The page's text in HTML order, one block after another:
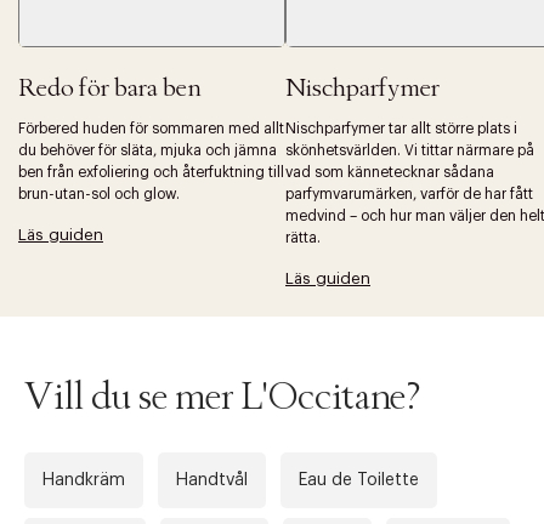
Redo för bara ben
Förbered huden för sommaren med allt
du behöver för släta, mjuka och jämna
ben från exfoliering och återfuktning till
brun-utan-sol och glow.
Läs guiden
Nischparfymer
Nischparfymer tar allt större plats i
skönhetsvärlden. Vi tittar närmare på
vad som kännetecknar sådana
parfymvarumärken, varför de har fått
medvind – och hur man väljer den helt
rätta.
Läs guiden
Tidigare
Vill du se mer L'Occitane?
Handkräm Handtvål Eau de Toilette